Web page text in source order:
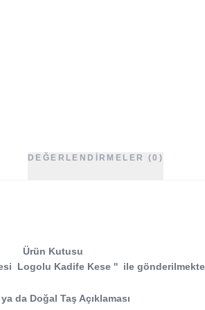
DEĞERLENDIRMELER (0)
Ürün Kutusu
Logolu Kadife Kese '' ile
da Doğal Taş Açıklaması